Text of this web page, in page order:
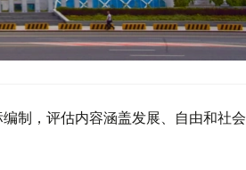
制，评估内容涵盖发展、自由和社会